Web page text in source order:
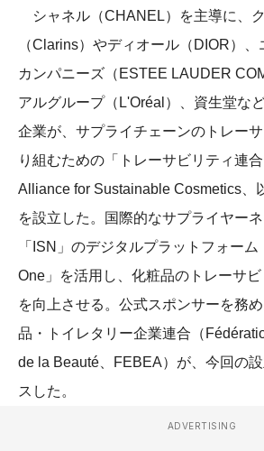
シャネル（CHANEL）を主導に、
（Clarins）やディオール（DIOR）
カンパニーズ（ESTEE LAUDER
アルグループ（L'Oréal）、資生堂な
企業が、サプライチェーンのトレー
り組むための「トレーサビリティ連
Alliance for Sustainable Cosmetics、
を設立した。国際的なサプライヤー
「ISN」のデジタルプラットフォー
One」を活用し、化粧品のトレーサビ
を向上させる。公式スポンサーを務
品・トイレタリー企業連合（
de la Beauté、FEBEA）が、今回の
スした。
ADVERTISING